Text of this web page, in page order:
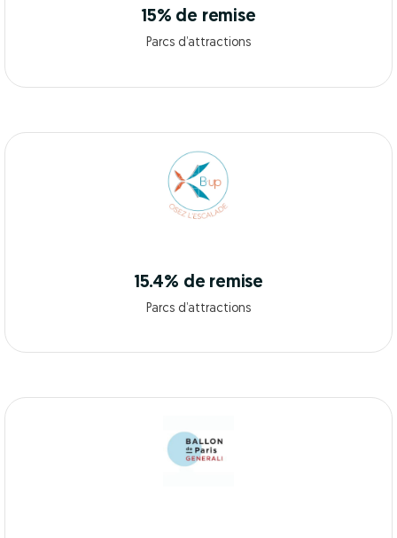
15% de remise
Parcs d’attractions
15.4% de remise
Parcs d’attractions